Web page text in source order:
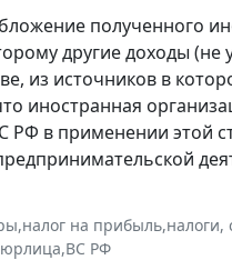
полученного
другие доходы
из источников в
иностранная
в применении этой
,налог на прибыль,налоги,
юрлица,ВС РФ